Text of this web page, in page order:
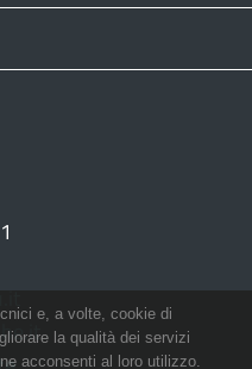
e, a volte, cookie di
la qualità dei servizi
acconsenti al loro utilizzo.